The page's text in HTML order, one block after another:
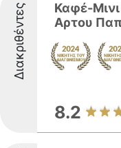
Διακριθέντες
Καφέ-
Αρτου
8.2